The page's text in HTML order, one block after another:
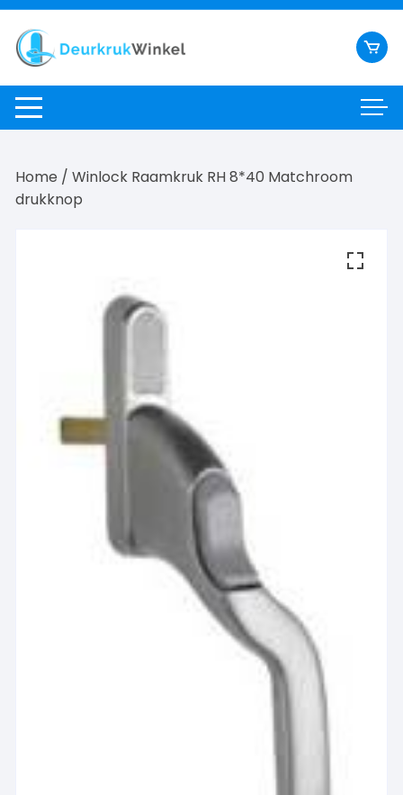
Ga
naar
inhoud
Home / Winlock Raamkruk RH 8*40 Matchroom
drukknop